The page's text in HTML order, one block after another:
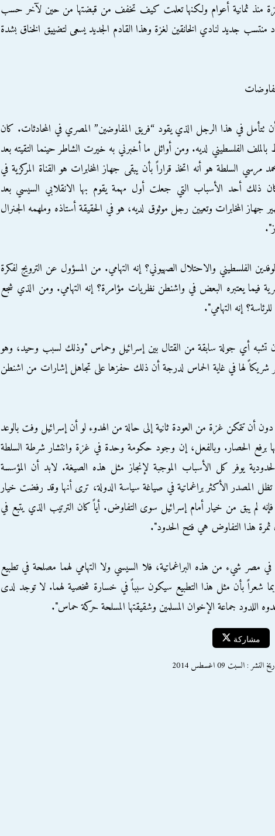
منذ ثمانية أعوام ولكنها تعلمت كيف تخفف من قبضتها من حين لآخر حسب
جديد لنادي الخانقين لغزة وهذا القادم الجديد يسعى لتضييق الخناق بشدة
في هذا الرجل الذي يقود “فريق المفاوضين” المصري في المحادثات. كان
بالملف الفلسطيني لديه. ومن أوائل ما أخبرني به خيرت الشاطر حينما التقيته بعد
مرسي السلطة هو أنه اتخذ قراراً بأن يبقى جهاز المخابرات هو القناة المركزية في
ذلك أحد الأسباب التي جعلت أول مهمة يقوم بها الانقلابي السيسي بعد
المخابرات وتعيين رجل موثوق لديه، هو في الحقيقة أستاذه وملهمه الجنرال
الفلسطيني والاحتلال الصهيوني؟ إنه التهامي. من المسؤول عن الترويج لفكرة
فيما يعتبره البعض في واشنطن نظريات مؤامرة؟ إنه التهامي. ومن الذي شجع
إنه التهامي".
تشبه أي جولة سابقة من القتال بين إسرائيل وحماس "وذلك لسبب وحيد، وهو
لها في غاية الحماس لدرجة أن ذلك حفزها على تجاهل إشارات من اشنطن
أن تتمكن غزة من العودة ثانية إلى حالة من الهدوء لو أن إسرائيل وفت بالوعد
برفع الحصار. وبالفعل، إن وجود حكومة وحدة في غزة وانتشار شرطة السلطة
يوفر كل الأسباب الموجبة لإنجاز مثل هذه الصيغة. لابد أن المؤسسة
تظل المصدر الأكثر براغماتية في صياغة سياسة الدولة، ترى أنها وقد رفضت خيار
لم يبق من خيار أمام إسرائيل سوى التفاوض. أياً كان الترتيب الذي يتبع في
هذا التفاوض هي فتح الحدود".
في مصر شيء من هذه البراغماتية، فلا السيسي ولا التهامي لهما مصلحة في تطبيع
شعراً بأن مثل هذا التطبيع سيكون سبباً في خسارة شخصية لهما. لا توجد لدى
جماعة الإخوان المسلمين وشقيقتها المسلحة حركة حماس".
مشاركة
السبت 09 اغسطس 2014